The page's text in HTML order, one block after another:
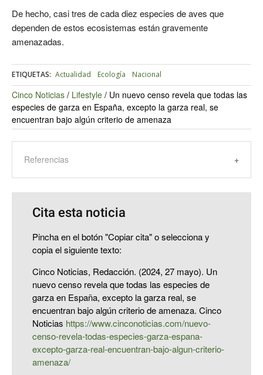
De hecho, casi tres de cada diez especies de aves que
dependen de estos ecosistemas están gravemente
amenazadas.
ETIQUETAS: Actualidad Ecología Nacional
Cinco Noticias / Lifestyle / Un nuevo censo revela que todas las
especies de garza en España, excepto la garza real, se
encuentran bajo algún criterio de amenaza
Referencias
Cita esta noticia
Pincha en el botón "Copiar cita" o selecciona y
copia el siguiente texto:
Cinco Noticias, Redacción. (2024, 27 mayo). Un
nuevo censo revela que todas las especies de
garza en España, excepto la garza real, se
encuentran bajo algún criterio de amenaza. Cinco
Noticias https://www.cinconoticias.com/nuevo-
censo-revela-todas-especies-garza-espana-
excepto-garza-real-encuentran-bajo-algun-criterio-
amenaza/